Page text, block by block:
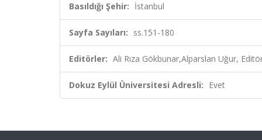
Basıldığı Şehir: İstanbul
Sayfa Sayıları: ss.151-180
Editörler: Ali Rıza Gökbunar,Alparslan Uğur,
Dokuz Eylül Üniversitesi Adresli: Evet